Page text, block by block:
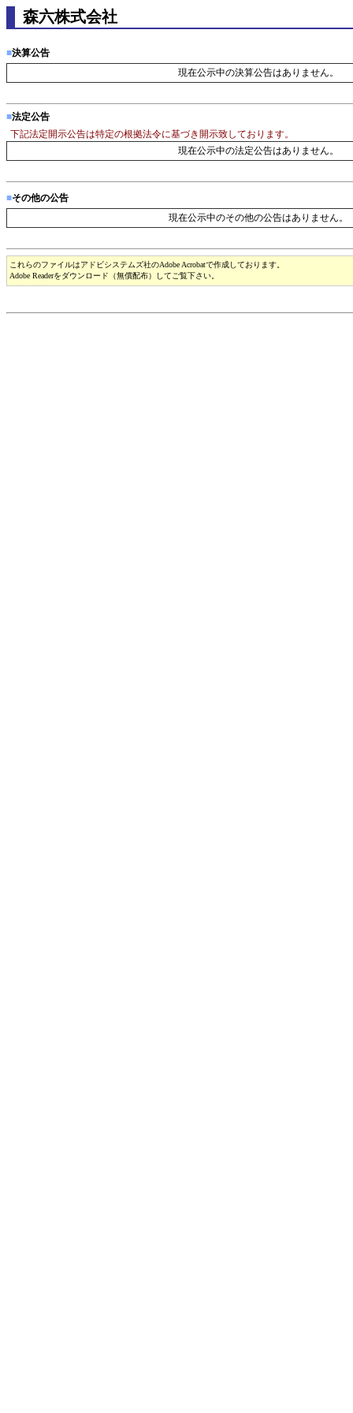
森六株式会社
■決算公告
現在公示中の決算公告はありません。
■法定公告
下記法定開示公告は特定の根拠法令に基づき開示致しております。
現在公示中の法定公告はありません。
■その他の公告
現在公示中のその他の公告はありません。
これらのファイルはアドビシステムズ社のAdobe Acrobatで作成しております。
Adobe Readerをダウンロード（無償配布）してご覧下さい。